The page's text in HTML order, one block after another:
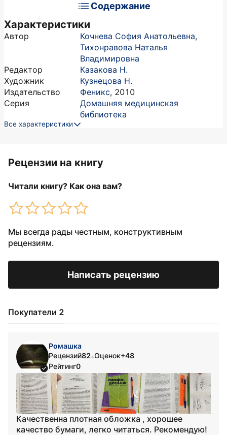
Содержание
Характеристики
Автор Кочнева София Анатольевна,
Тихонравова Наталья
Владимировна
Редактор
Казакова Н.
Художник
Кузнецова Н.
Издательство
Феникс, 2010
Серия
Домашняя медицинская
библиотека
Все характеристики
Рецензии на книгу
Читали книгу? Как она вам?
Мы всегда рады честным, конструктивным
рецензиям.
Написать рецензию
Покупатели 2
Ромашка
Рецензий82•Оценок+48
Рейтинг0
Качественна плотная обложка , хорошее
качество бумаги, легко читаться. Рекомендую!